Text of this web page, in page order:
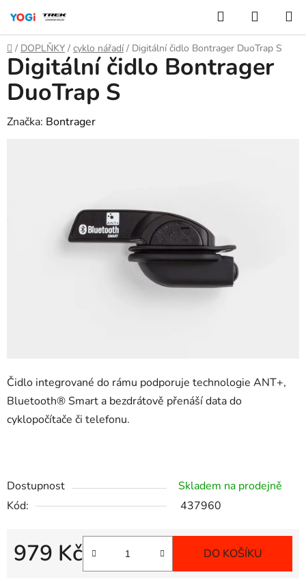
obsah
Hledat
KOŠÍK
Domů
/ DOPLŇKY / cyklo nářadí / Digitální čidlo Bontrager DuoTrap S
Čidlo integrované do rámu podporuje technologie ANT+,
Bluetooth® Smart a bezdrátově přenáší data do
cyklopočítače či telefonu.
Dostupnost
Skladem na prodejně
Kód:
437960
979 Kč DO KOŠÍKU
Digitální čidlo Bontrager
DuoTrap S
Značka: Bontrager